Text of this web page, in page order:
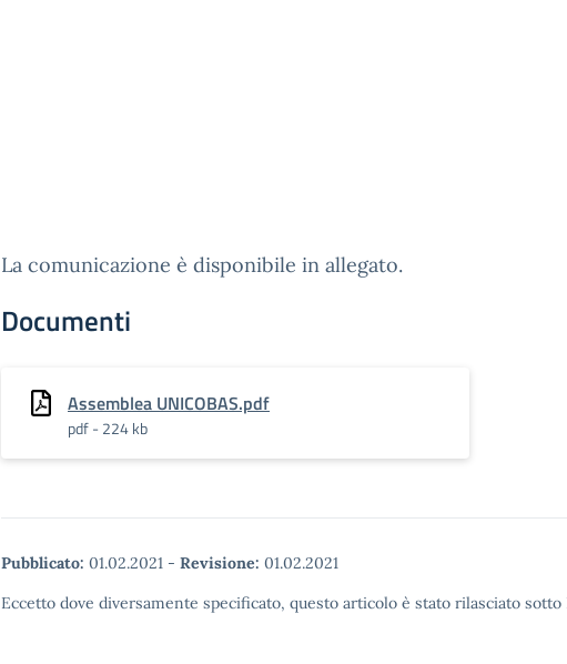
La comunicazione è disponibile in allegato.
Documenti
Assemblea UNICOBAS.pdf
pdf - 224 kb
Pubblicato: 01.02.2021 - Revisione: 01.02.2021
Eccetto dove diversamente specificato, questo articolo è stato rilasciato